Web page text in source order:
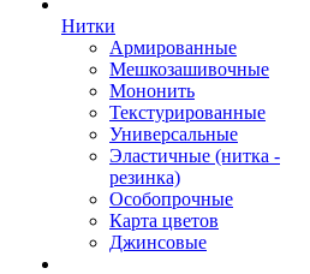
Нитки
Армированные
Мешкозашивочные
Мононить
Текстурированные
Универсальные
Эластичные (нитка -
резинка)
Особопрочные
Карта цветов
Джинсовые